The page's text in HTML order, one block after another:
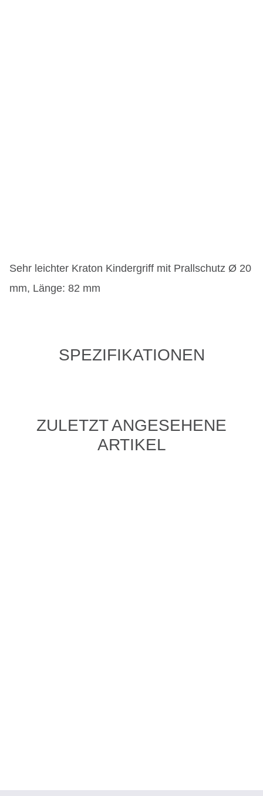
Sehr leichter Kraton Kindergriff mit Prallschutz Ø 20
mm, Länge: 82 mm
SPEZIFIKATIONEN
ZULETZT ANGESEHENE
ARTIKEL